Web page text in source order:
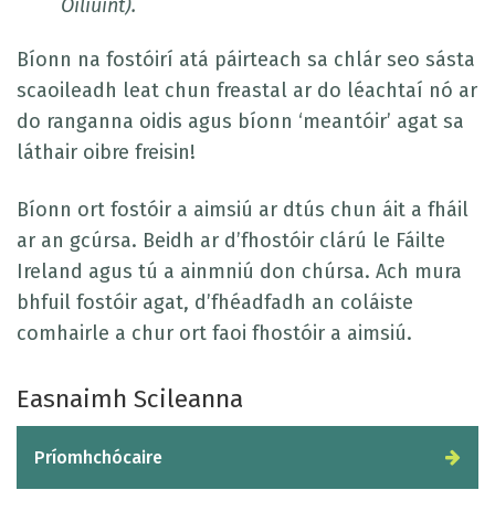
Oiliúint).
Bíonn na fostóirí atá páirteach sa chlár seo sásta
scaoileadh leat chun freastal ar do léachtaí nó ar
do ranganna oidis agus bíonn ‘meantóir’ agat sa
láthair oibre freisin!
Bíonn ort fostóir a aimsiú ar dtús chun áit a fháil
ar an gcúrsa. Beidh ar d’fhostóir clárú le Fáilte
Ireland agus tú a ainmniú don chúrsa. Ach mura
bhfuil fostóir agat, d’fhéadfadh an coláiste
comhairle a chur ort faoi fhostóir a aimsiú.
Easnaimh Scileanna
Príomhchócaire